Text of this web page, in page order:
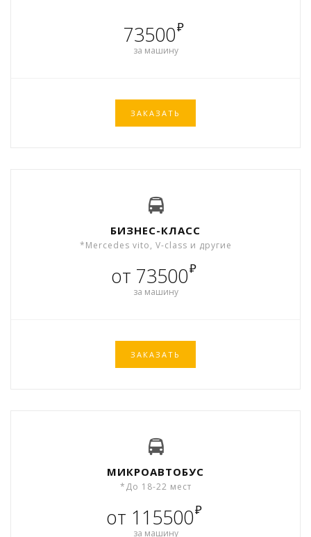
73500₽
за машину
ЗАКАЗАТЬ
БИЗНЕС-КЛАСС
*Mercedes vito, V-class и другие
от 73500₽
за машину
ЗАКАЗАТЬ
МИКРОАВТОБУС
*До 18-22 мест
от 115500₽
за машину